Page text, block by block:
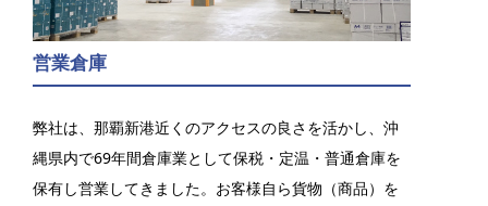
営業倉庫
弊社は、那覇新港近くのアクセスの良さを活かし、沖
縄県内で69年間倉庫業として保税・定温・普通倉庫を
保有し営業してきました。お客様自ら貨物（商品）を